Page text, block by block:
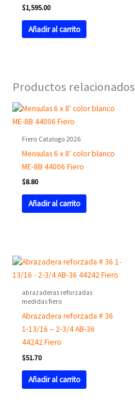
$1,595.00
Añadir al carrito
Productos relacionados
Fiero Catalogo 2026
Mensulas 6 x 8′ color blanco
ME-8B 44006 Fiero
$8.80
Añadir al carrito
abrazaderas reforzadas
medidas fiero
Abrazadera reforzada # 36
1-13/16 – 2-3/4 AB-36
44242 Fiero
$51.70
Añadir al carrito